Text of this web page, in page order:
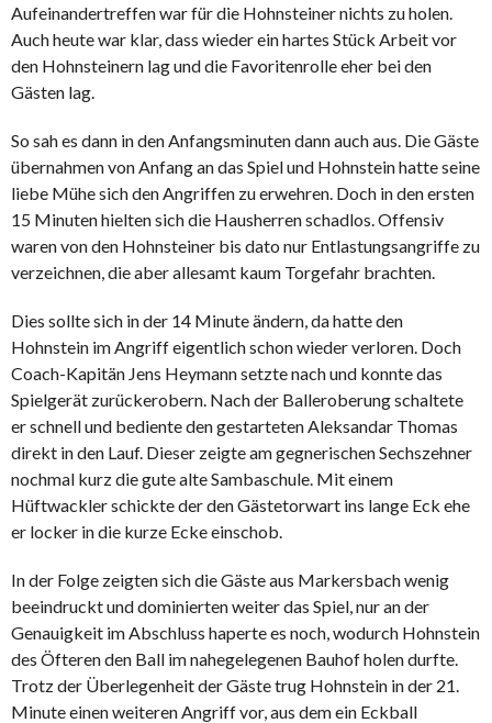
Aufeinandertreffen war für die Hohnsteiner nichts zu holen.
Auch heute war klar, dass wieder ein hartes Stück Arbeit vor
den Hohnsteinern lag und die Favoritenrolle eher bei den
Gästen lag.
So sah es dann in den Anfangsminuten dann auch aus. Die Gäste
übernahmen von Anfang an das Spiel und Hohnstein hatte seine
liebe Mühe sich den Angriffen zu erwehren. Doch in den ersten
15 Minuten hielten sich die Hausherren schadlos. Offensiv
waren von den Hohnsteiner bis dato nur Entlastungsangriffe zu
verzeichnen, die aber allesamt kaum Torgefahr brachten.
Dies sollte sich in der 14 Minute ändern, da hatte den
Hohnstein im Angriff eigentlich schon wieder verloren. Doch
Coach-Kapitän Jens Heymann setzte nach und konnte das
Spielgerät zurückerobern. Nach der Balleroberung schaltete
er schnell und bediente den gestarteten Aleksandar Thomas
direkt in den Lauf. Dieser zeigte am gegnerischen Sechszehner
nochmal kurz die gute alte Sambaschule. Mit einem
Hüftwackler schickte der den Gästetorwart ins lange Eck ehe
er locker in die kurze Ecke einschob.
In der Folge zeigten sich die Gäste aus Markersbach wenig
beeindruckt und dominierten weiter das Spiel, nur an der
Genauigkeit im Abschluss haperte es noch, wodurch Hohnstein
des Öfteren den Ball im nahegelegenen Bauhof holen durfte.
Trotz der Überlegenheit der Gäste trug Hohnstein in der 21.
Minute einen weiteren Angriff vor, aus dem ein Eckball